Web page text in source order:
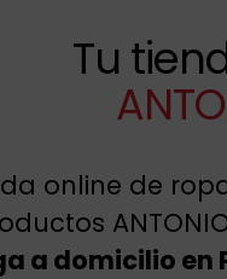
Tu
online de
a domicilio en